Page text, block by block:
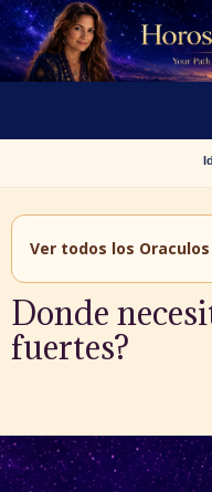
Ver todos los Oraculos
Donde
fuertes?